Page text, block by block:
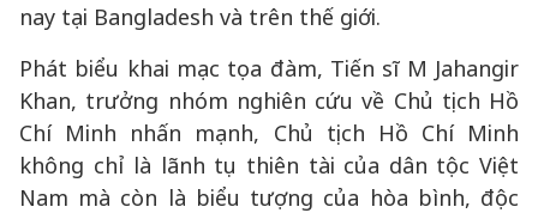
nay tại Bangladesh và trên thế giới.
Phát biểu khai mạc tọa đàm, Tiến sĩ M Jahangir
Khan, trưởng nhóm nghiên cứu về Chủ tịch Hồ
Chí Minh nhấn mạnh, Chủ tịch Hồ Chí Minh
không chỉ là lãnh tụ thiên tài của dân tộc Việt
Nam mà còn là biểu tượng của hòa bình, độc